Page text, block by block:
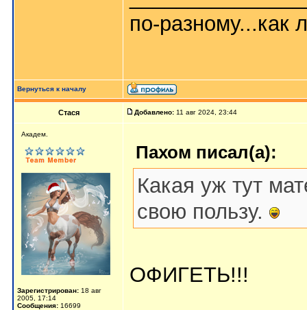
по-разному...как
Вернуться к началу
Стася Добавлено: 11 авг 2024, 23:44
Aкaдeм.
Зарегистрирован: 18 авг
2005, 17:14
Сообщения: 16699
Пахом писал(а):
Какая уж тут
свою пользу.
ОФИГЕТЬ!!!